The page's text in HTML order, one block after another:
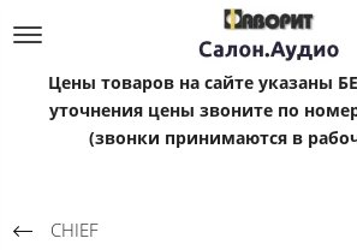
Цены товаров на сайте указаны
уточнения цены звоните по
(звонки принимаются в
CHIEF